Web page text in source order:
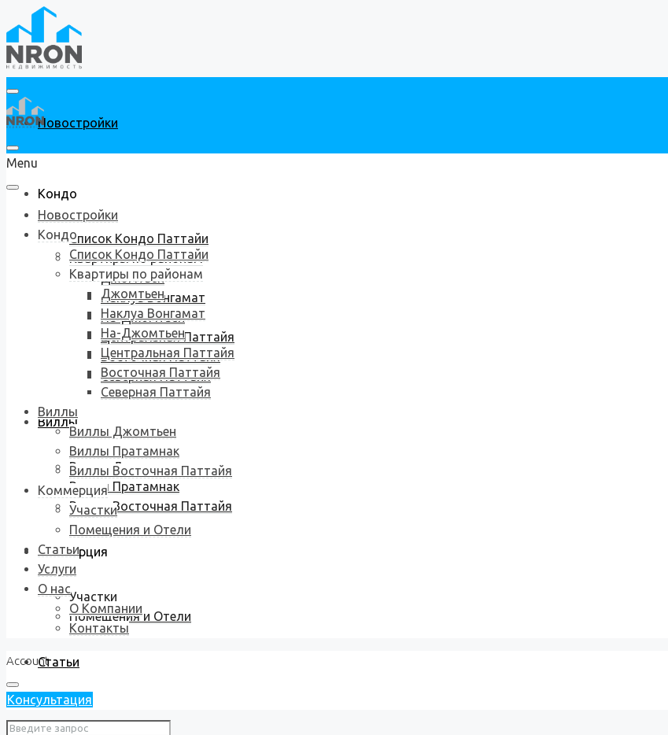
Новостройки
Кондо
Список Кондо Паттайи
Квартиры по районам
Джомтьен
Наклуа Вонгамат
На-Джомтьен
Центральная Паттайя
Восточная Паттайя
Северная Паттайя
Виллы
Виллы Джомтьен
Виллы Пратамнак
Виллы Восточная Паттайя
Коммерция
Участки
Помещения и Отели
Статьи
Menu
Новостройки
Кондо
Список Кондо Паттайи
Квартиры по районам
Джомтьен
Наклуа Вонгамат
На-Джомтьен
Центральная Паттайя
Восточная Паттайя
Северная Паттайя
Виллы
Виллы Джомтьен
Виллы Пратамнак
Виллы Восточная Паттайя
Коммерция
Участки
Помещения и Отели
Статьи
Услуги
О нас
О Компании
Контакты
Account
Консультация